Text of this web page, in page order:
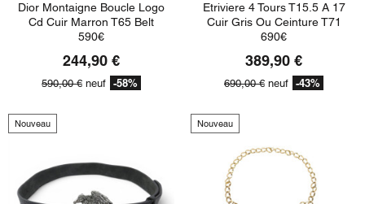
Dior Montaigne Boucle Logo
Cd Cuir Marron T65 Belt
590€
244,90 €
590,00 € neuf -58%
Etriviere 4 Tours T15.5 A 17
Cuir Gris Ou Ceinture T71
690€
389,90 €
690,00 € neuf -43%
Nouveau Nouveau